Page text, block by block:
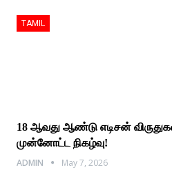
TAMIL
18 ஆவது ஆண்டு எடிசன்
முன்னோட்ட நிகழ்வு!
ADMIN
May 7, 2026